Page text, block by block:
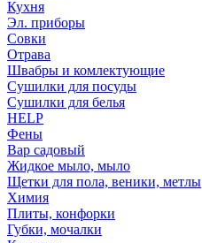
Кухня
Эл. приборы
Совки
Отрава
Швабры и комлектующие
Сушилки для посуды
Сушилки для белья
HELP
Фены
Вар садовый
Жидкое мыло, мыло
Щетки для пола, веники, метлы
Химия
Плиты, конфорки
Губки, мочалки